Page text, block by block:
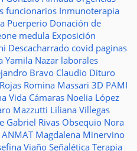
funcionarios Inmunoterapia
Puerperio Donación de
medula Exposición
Descacharrado covid paginas
Yamila Nazar laborales
Bravo Claudio Dituro
Romina Massari 3D PAMI
Vida Cámaras Noelia López
Mazzutti Liliana Villegas
Gabriel Rivas Obsequio Nora
ANMAT Magdalena Minervino
Viaño Señalética Terapia